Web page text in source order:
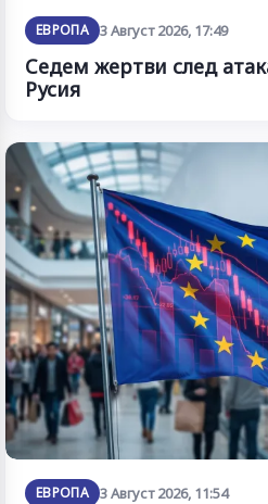
ЕВРОПА 3 Август 2026, 17:49
Седем жертви след
Русия
ЕВРОПА 3 Август 2026, 11:54